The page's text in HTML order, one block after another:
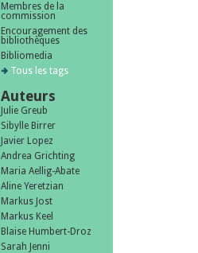
Membres de la
commission
Encouragement des
bibliothèques
Bibliomedia
Tous les tags
Auteurs
Julie Greub
Sibylle Birrer
Javier Lopez
Andrea Grichting
Maria Aellig-Abate
Aline Yeretzian
Markus Jost
Markus Keel
Blaise Humbert-Droz
Sarah Jenni